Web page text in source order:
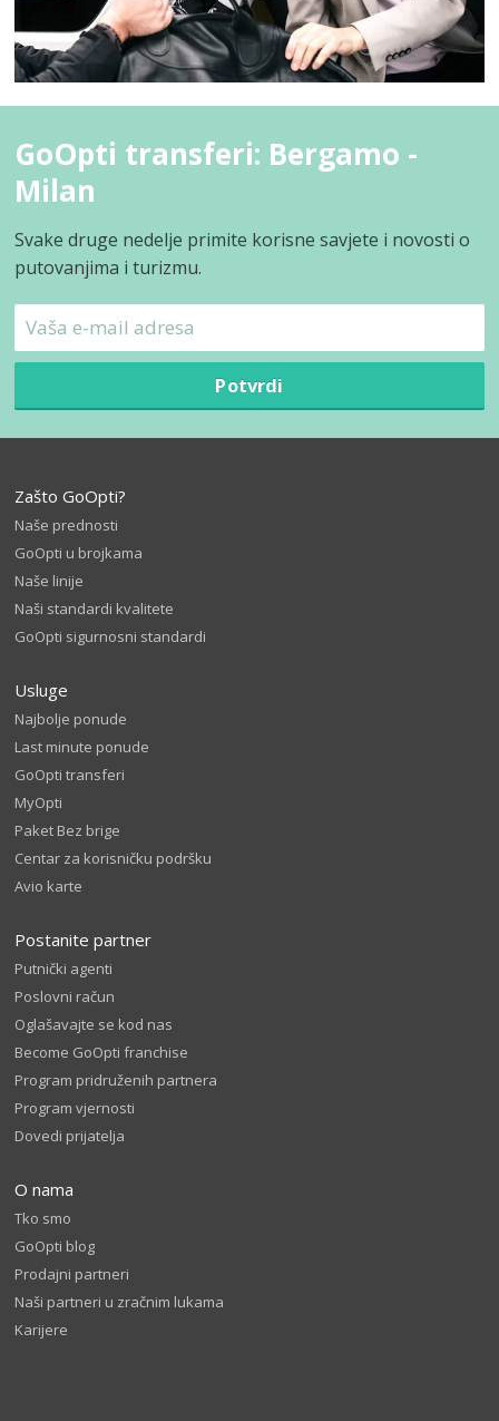
GoOpti transferi: Bergamo -
Milan
Svake druge nedelje primite korisne savjete i novosti o
putovanjima i turizmu.
Potvrdi
Zašto GoOpti?
Naše prednosti
GoOpti u brojkama
Naše linije
Naši standardi kvalitete
GoOpti sigurnosni standardi
Usluge
Najbolje ponude
Last minute ponude
GoOpti transferi
MyOpti
Paket Bez brige
Centar za korisničku podršku
Avio karte
Postanite partner
Putnički agenti
Poslovni račun
Oglašavajte se kod nas
Become GoOpti franchise
Program pridruženih partnera
Program vjernosti
Dovedi prijatelja
O nama
Tko smo
GoOpti blog
Prodajni partneri
Naši partneri u zračnim lukama
Karijere